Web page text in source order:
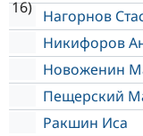
Нагорнов
Никифоров
Новоженин
Пещерский
Ракшин Иса